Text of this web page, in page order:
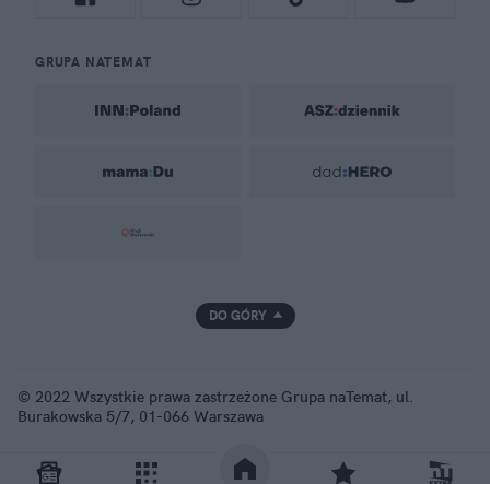
GRUPA NATEMAT
DO GÓRY
© 2022 Wszystkie prawa zastrzeżone Grupa naTemat, ul.
Burakowska 5/7, 01-066 Warszawa